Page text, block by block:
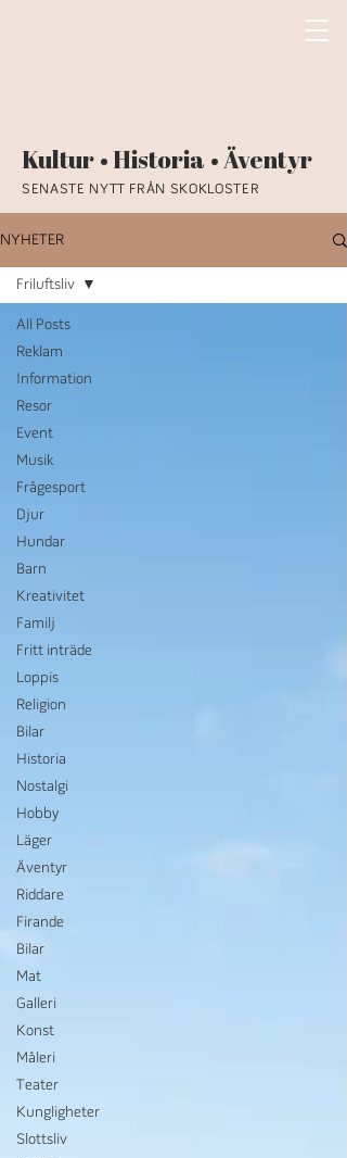
Kultur • Historia • Äventyr
SENASTE NYTT FRÅN SKOKLOSTER
NYHETER
All Posts
Reklam
Information
Resor
Event
Musik
Frågesport
Djur
Hundar
Barn
Kreativitet
Familj
Fritt inträde
Loppis
Religion
Bilar
Historia
Nostalgi
Hobby
Läger
Äventyr
Riddare
Firande
Bilar
Mat
Galleri
Konst
Måleri
Teater
Kungligheter
Slottsliv
Friluftsliv